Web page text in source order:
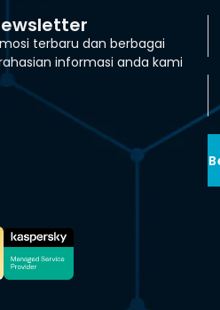
terbaru dan berbagai
informasi anda kami